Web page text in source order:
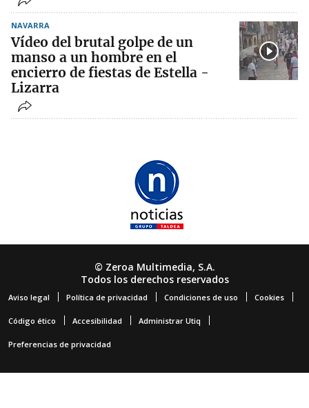
NAVARRA
Vídeo del brutal golpe de un
manso a un hombre en el
encierro de fiestas de Estella -
Lizarra
© Zeroa Multimedia, S.A.
Todos los derechos reservados
Aviso legal Política de privacidad Condiciones de uso Cookies
Código ético Accesibilidad Administrar Utiq
Preferencias de privacidad